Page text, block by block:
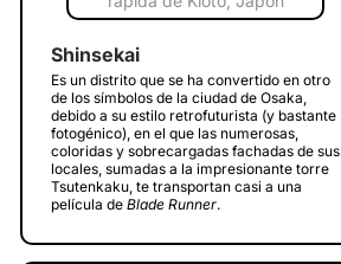
Shinsekai
Es un distrito que se ha convertido en otro
de los símbolos de la ciudad de Osaka,
debido a su estilo retrofuturista (y bastante
fotogénico), en el que las numerosas,
coloridas y sobrecargadas fachadas de sus
locales, sumadas a la impresionante torre
Tsutenkaku, te transportan casi a una
película de Blade Runner.